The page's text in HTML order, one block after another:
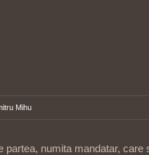
Mihu
partea, numita mandatar, care